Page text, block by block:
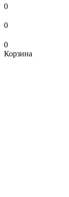
0
0
0
Корзина